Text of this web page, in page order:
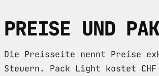
PREISE UND
Die Preisseite nennt Preise
Steuern. Pack Light kostet CHF